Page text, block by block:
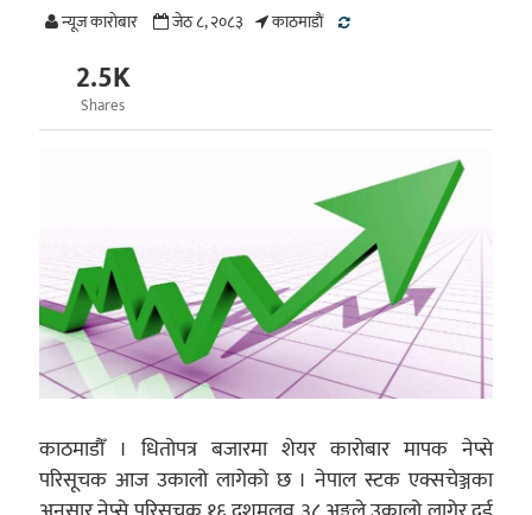
न्यूज काराेबार जेठ ८, २०८३ काठमाडाैं
2.5K
Shares
काठमाडौँ । धितोपत्र बजारमा शेयर कारोबार मापक नेप्से
परिसूचक आज उकालो लागेको छ । नेपाल स्टक एक्सचेञ्जका